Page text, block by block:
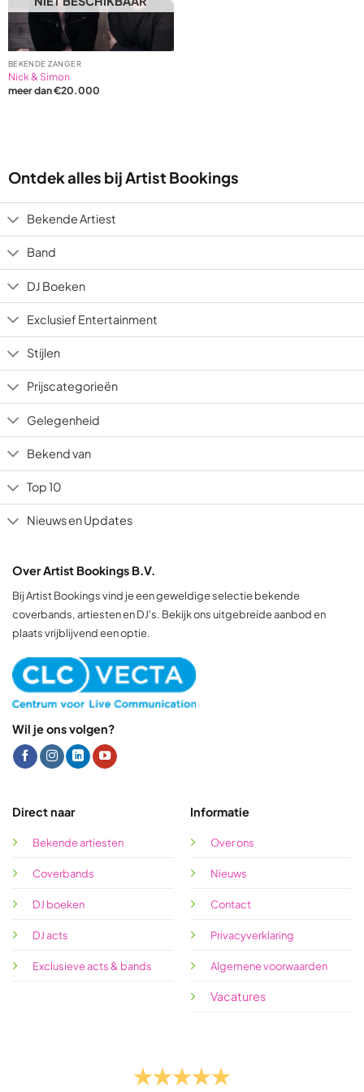
2
ratings
BEKENDE ZANGER
Nick & Simon
meer dan €20.000
Ontdek alles bij Artist Bookings
Bekende Artiest
Band
DJ Boeken
Exclusief Entertainment
Stijlen
Prijscategorieën
Gelegenheid
Bekend van
Top 10
Nieuws en Updates
Over Artist Bookings B.V.
Bij Artist Bookings vind je een geweldige selectie bekende
coverbands, artiesten en DJ's. Bekijk ons uitgebreide aanbod en
plaats vrijblijvend een optie.
Wil je ons volgen?
Direct naar
Bekende artiesten
Coverbands
DJ boeken
DJ acts
Exclusieve acts & bands
Informatie
Over ons
Nieuws
Contact
Privacyverklaring
Algemene voorwaarden
Vacatures